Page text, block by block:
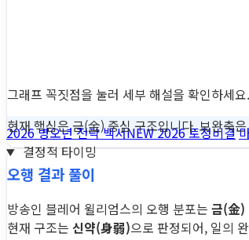
2026 병오년 전략 백서NEW 2026 토정비결
결정적 타이밍
그래프 꼭짓점을 눌러 세부 해설을 확인하세요.
현재 핵심은 금(金) 중심 구조입니다. 보완축
오행 결과 풀이
방송인 블레어 윌리엄스의 오행 분포는 금(金)
현재 구조는 신약(身弱)으로 판정되어, 일의